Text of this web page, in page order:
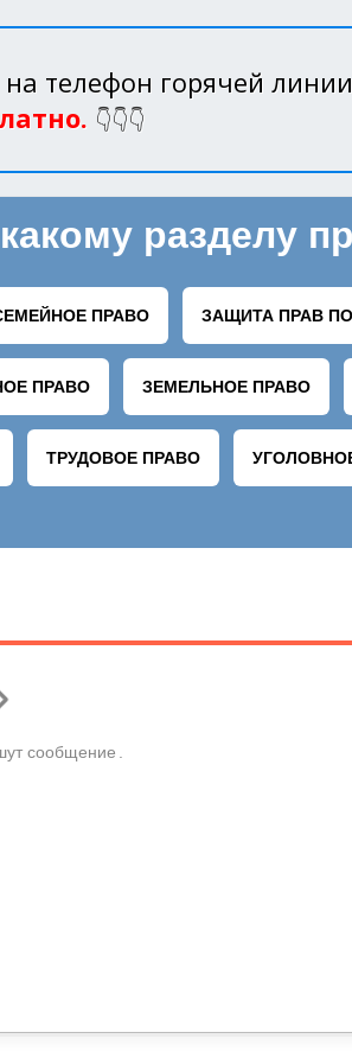
телефон горячей линии
👇👇👇